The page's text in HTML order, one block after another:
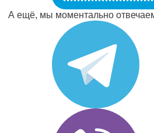
А ещё, мы моментально